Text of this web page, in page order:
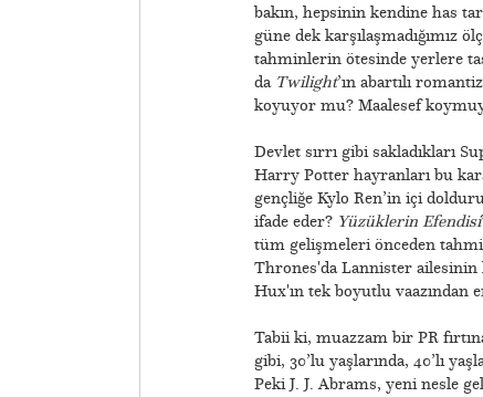
bakın, hepsinin kendine has
güne dek karşılaşmadığımız
tahminlerin ötesinde yerlere
da Twilight’ın abartılı
koyuyor mu? Maalesef
Devlet sırrı gibi sakladıkları
Harry Potter hayranları bu
gençliğe Kylo Ren’in içi
ifade eder? Yüzüklerin Efendisi
tüm gelişmeleri önceden
Thrones'da Lannister ailesinin
Hux'ın tek boyutlu
Tabii ki, muazzam bir PR
gibi, 30’lu yaşlarında, 40’lı
Peki J. J. Abrams, yeni nesle